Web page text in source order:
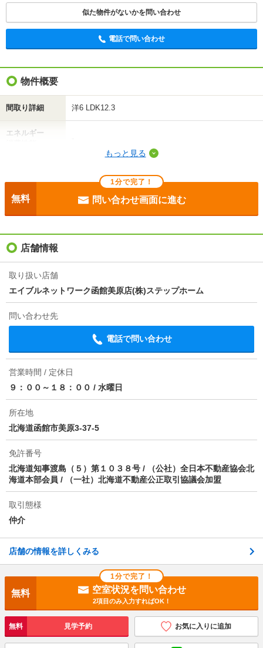
似た物件がないかを問い合わせ
電話で問い合わせ
物件概要
間取り詳細 洋6 LDK12.3
エネルギー
目安光熱費
入居
契約期間 普通借家 2年
損保
保証会社利用必 実費（初回保証料：月額賃料の50％
情報更新日 2026/08/06
次回更新予定日
物件備考
初回保証料：月額賃料の50％ 月額：880円 更新
料：10000円
もっと見る
1分で完了！
無料 問い合わせ画面に進む
店舗情報
取り扱い店舗
エイブルネットワーク函館美原店(株)ステップホーム
問い合わせ先
電話で問い合わせ
営業時間 / 定休日
９：００～１８：００ / 水曜日
所在地
北海道函館市美原3-37-5
免許番号
北海道知事渡島（５）第１０３８号 / （公社）全日本不動産協会北
海道本部会員 / （一社）北海道不動産公正取引協議会加盟
取引態様
仲介
店舗の情報を詳しくみる
1分で完了！
無料 空室状況を問い合わせ
2項目のみ入力すればOK！
無料 見学予約 お気に入りに追加